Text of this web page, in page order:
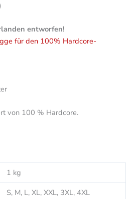
entworfen!
von 100 % Hardcore.
1 kg
S, M, L, XL, XXL, 3XL, 4XL